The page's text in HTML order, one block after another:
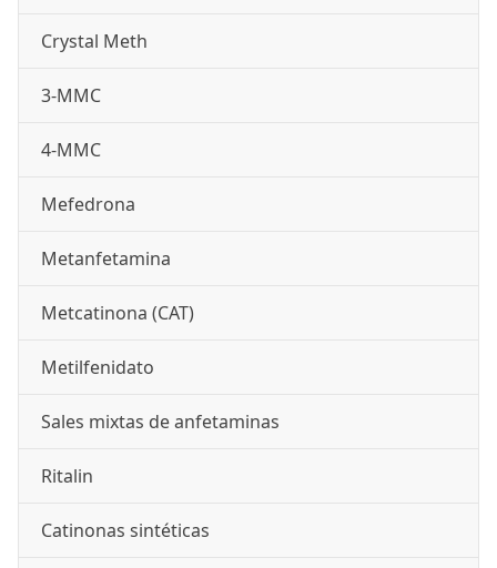
Crystal Meth
3-MMC
4-MMC
Mefedrona
Metanfetamina
Metcatinona (CAT)
Metilfenidato
Sales mixtas de anfetaminas
Ritalin
Catinonas sintéticas